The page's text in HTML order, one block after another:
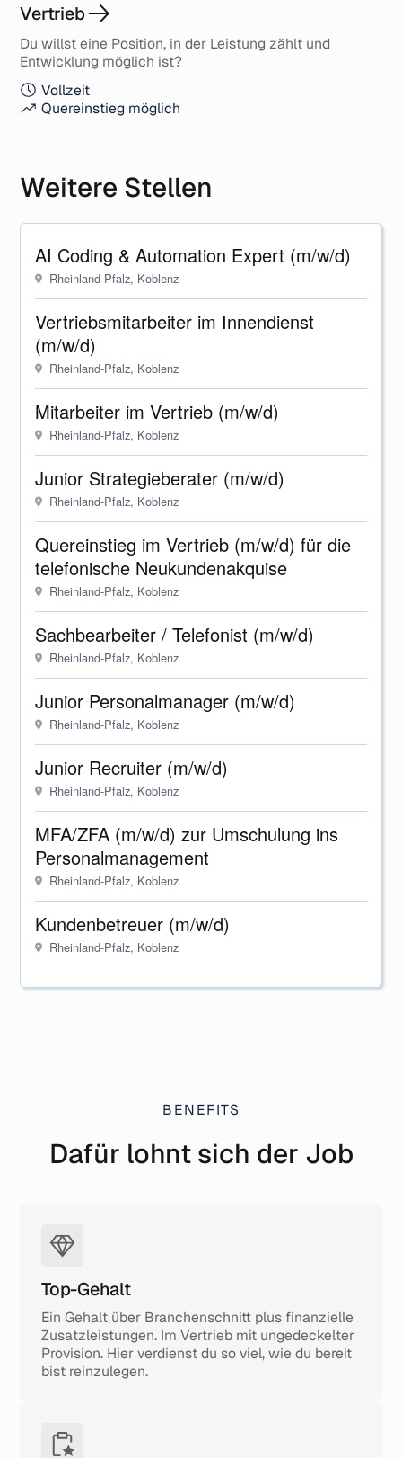
Vertrieb
Du willst eine Position, in der Leistung zählt und
Entwicklung möglich ist?
Vollzeit
Quereinstieg möglich
Weitere Stellen
AI Coding & Automation Expert (m/w/d)
Rheinland-Pfalz, Koblenz
Vertriebsmitarbeiter im Innendienst
(m/w/d)
Rheinland-Pfalz, Koblenz
Mitarbeiter im Vertrieb (m/w/d)
Rheinland-Pfalz, Koblenz
Junior Strategieberater (m/w/d)
Rheinland-Pfalz, Koblenz
Quereinstieg im Vertrieb (m/w/d) für die
telefonische Neukundenakquise
Rheinland-Pfalz, Koblenz
Sachbearbeiter / Telefonist (m/w/d)
Rheinland-Pfalz, Koblenz
Junior Personalmanager (m/w/d)
Rheinland-Pfalz, Koblenz
Junior Recruiter (m/w/d)
Rheinland-Pfalz, Koblenz
MFA/ZFA (m/w/d) zur Umschulung ins
Personalmanagement
Rheinland-Pfalz, Koblenz
Kundenbetreuer (m/w/d)
Rheinland-Pfalz, Koblenz
BENEFITS
Dafür lohnt sich der Job
Top-Gehalt
Ein Gehalt über Branchenschnitt plus finanzielle
Zusatzleistungen. Im Vertrieb mit ungedeckelter
Provision. Hier verdienst du so viel, wie du bereit
bist reinzulegen.